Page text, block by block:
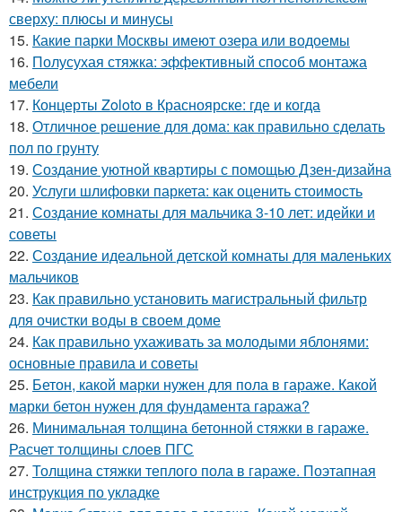
сверху: плюсы и минусы
15. Какие парки Москвы имеют озера или водоемы
16. Полусухая стяжка: эффективный способ монтажа
мебели
17. Концерты Zoloto в Красноярске: где и когда
18. Отличное решение для дома: как правильно сделать
пол по грунту
19. Создание уютной квартиры с помощью Дзен-дизайна
20. Услуги шлифовки паркета: как оценить стоимость
21. Создание комнаты для мальчика 3-10 лет: идейки и
советы
22. Создание идеальной детской комнаты для маленьких
мальчиков
23. Как правильно установить магистральный фильтр
для очистки воды в своем доме
24. Как правильно ухаживать за молодыми яблонями:
основные правила и советы
25. Бетон, какой марки нужен для пола в гараже. Какой
марки бетон нужен для фундамента гаража?
26. Минимальная толщина бетонной стяжки в гараже.
Расчет толщины слоев ПГС
27. Толщина стяжки теплого пола в гараже. Поэтапная
инструкция по укладке